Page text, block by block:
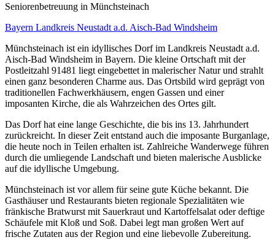
Senioren­betreuung in Münchsteinach
Bayern Landkreis Neustadt a.d. Aisch-Bad Windsheim
Münchsteinach ist ein idyllisches Dorf im Landkreis Neustadt a.d.
Aisch-Bad Windsheim in Bayern. Die kleine Ortschaft mit der
Postleitzahl 91481 liegt eingebettet in malerischer Natur und strahlt
einen ganz besonderen Charme aus. Das Ortsbild wird geprägt von
traditionellen Fachwerkhäusern, engen Gassen und einer
imposanten Kirche, die als Wahrzeichen des Ortes gilt.
Das Dorf hat eine lange Geschichte, die bis ins 13. Jahrhundert
zurückreicht. In dieser Zeit entstand auch die imposante Burganlage,
die heute noch in Teilen erhalten ist. Zahlreiche Wanderwege führen
durch die umliegende Landschaft und bieten malerische Ausblicke
auf die idyllische Umgebung.
Münchsteinach ist vor allem für seine gute Küche bekannt. Die
Gasthäuser und Restaurants bieten regionale Spezialitäten wie
fränkische Bratwurst mit Sauerkraut und Kartoffelsalat oder deftige
Schäufele mit Kloß und Soß. Dabei legt man großen Wert auf
frische Zutaten aus der Region und eine liebevolle Zubereitung.